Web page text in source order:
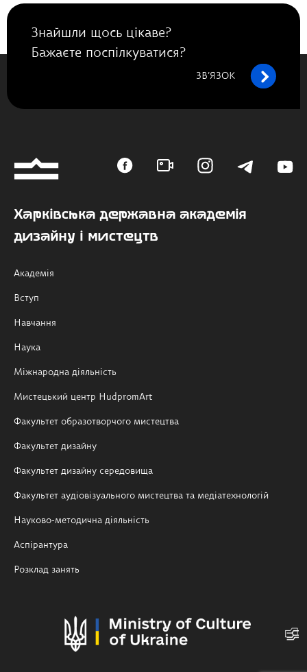
Знайшли щось цікаве?
Бажаєте поспілкуватися?
ЗВ’ЯЗОК
Харківська державна академія
дизайну і мистецтв
Академія
Вступ
Навчання
Наука
Міжнародна діяльність
Мистецький центр HudpromArt
Факультет образотворчого мистецтва
Факультет дизайну
Факультет дизайну середовища
Факультет аудіовізуального мистецтва та медіатехнологій
Науково-методична діяльність
Аспірантура
Розклад занять